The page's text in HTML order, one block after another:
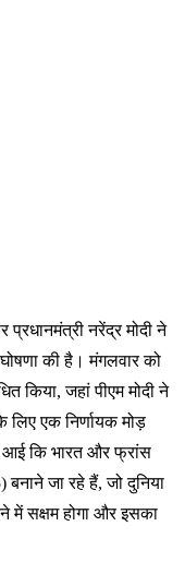
नरेंद्र मोदी ने
की है। मंगलवार को
किया, जहां पीएम मोदी ने
लिए एक निर्णायक मोड़
आई कि भारत और फ्रांस
जा रहे हैं, जो दुनिया
में सक्षम होगा और इसका